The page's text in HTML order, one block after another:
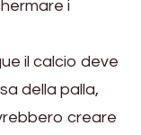
i
il calcio deve
della palla,
creare